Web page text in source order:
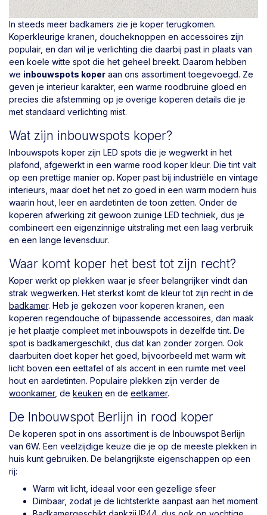
In steeds meer badkamers zie je koper terugkomen.
Koperkleurige kranen, doucheknoppen en accessoires zijn
populair, en dan wil je verlichting die daarbij past in plaats van
een koele witte spot die het geheel breekt. Daarom hebben
we inbouwspots koper aan ons assortiment toegevoegd. Ze
geven je interieur karakter, een warme roodbruine gloed en
precies die afstemming op je overige koperen details die je
met standaard verlichting mist.
Wat zijn inbouwspots koper?
Inbouwspots koper zijn LED spots die je wegwerkt in het
plafond, afgewerkt in een warme rood koper kleur. Die tint valt
op een prettige manier op. Koper past bij industriële en vintage
interieurs, maar doet het net zo goed in een warm modern huis
waarin hout, leer en aardetinten de toon zetten. Onder de
koperen afwerking zit gewoon zuinige LED techniek, dus je
combineert een eigenzinnige uitstraling met een laag verbruik
en een lange levensduur.
Waar komt koper het best tot zijn recht?
Koper werkt op plekken waar je sfeer belangrijker vindt dan
strak wegwerken. Het sterkst komt de kleur tot zijn recht in de
badkamer. Heb je gekozen voor koperen kranen, een
koperen regendouche of bijpassende accessoires, dan maak
je het plaatje compleet met inbouwspots in dezelfde tint. De
spot is badkamergeschikt, dus dat kan zonder zorgen. Ook
daarbuiten doet koper het goed, bijvoorbeeld met warm wit
licht boven een eettafel of als accent in een ruimte met veel
hout en aardetinten. Populaire plekken zijn verder de
woonkamer, de keuken en de eetkamer.
De Inbouwspot Berlijn in rood koper
De koperen spot in ons assortiment is de Inbouwspot Berlijn
van 6W. Een veelzijdige keuze die je op de meeste plekken in
huis kunt gebruiken. De belangrijkste eigenschappen op een
rij:
Warm wit licht, ideaal voor een gezellige sfeer
Dimbaar, zodat je de lichtsterkte aanpast aan het moment